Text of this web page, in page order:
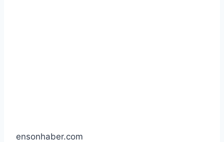
ensonhaber.com